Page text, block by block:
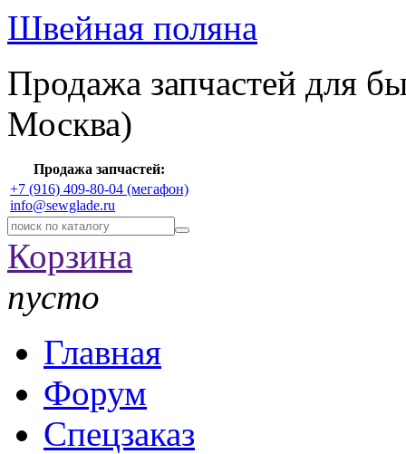
Швейная поляна
Продажа запчастей для
Москва)
Продажа запчастей:
+7 (916) 409-80-04 (мегафон)
info@sewglade.ru
Корзина
пусто
Главная
Форум
Спецзаказ